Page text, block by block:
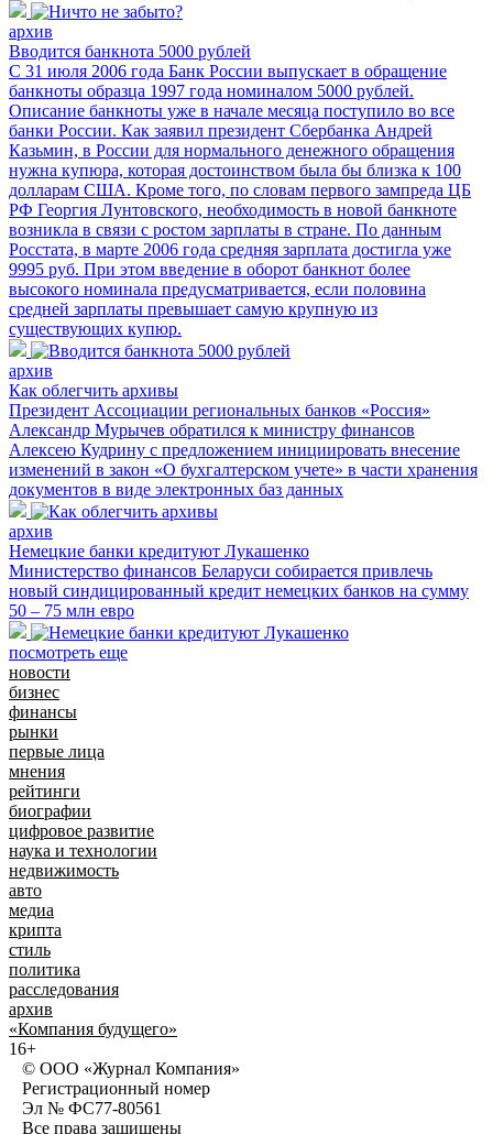
архив
Вводится банкнота 5000 рублей
С 31 июля 2006 года Банк России выпускает в обращение
банкноты образца 1997 года номиналом 5000 рублей.
Описание банкноты уже в начале месяца поступило во все
банки России. Как заявил президент Сбербанка Андрей
Казьмин, в России для нормального денежного обращения
нужна купюра, которая достоинством была бы близка к 100
долларам США. Кроме того, по словам первого зампреда ЦБ
РФ Георгия Лунтовского, необходимость в новой банкноте
возникла в связи с ростом зарплаты в стране. По данным
Росстата, в марте 2006 года средняя зарплата достигла уже
9995 руб. При этом введение в оборот банкнот более
высокого номинала предусматривается, если половина
средней зарплаты превышает самую крупную из
существующих купюр.
архив
Как облегчить архивы
Президент Ассоциации региональных банков «Россия»
Александр Мурычев обратился к министру финансов
Алексею Кудрину с предложением инициировать внесение
изменений в закон «О бухгалтерском учете» в части хранения
документов в виде электронных баз данных
архив
Немецкие банки кредитуют Лукашенко
Министерство финансов Беларуси собирается привлечь
новый синдицированный кредит немецких банков на сумму
50 – 75 млн евро
посмотреть еще
новости
бизнес
финансы
рынки
первые лица
мнения
рейтинги
биографии
цифровое развитие
наука и технологии
недвижимость
авто
медиа
крипта
стиль
политика
расследования
архив
«Компания будущего»
16+
© ООО «Журнал Компания»
Регистрационный номер
Эл № ФС77-80561
Все права защищены